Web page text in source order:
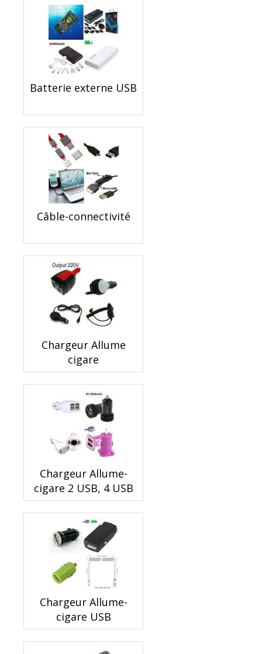
Batterie externe USB
Câble-connectivité
Chargeur Allume
cigare
Chargeur Allume-
cigare 2 USB, 4 USB
Chargeur Allume-
cigare USB